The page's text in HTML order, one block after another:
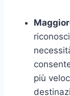
più